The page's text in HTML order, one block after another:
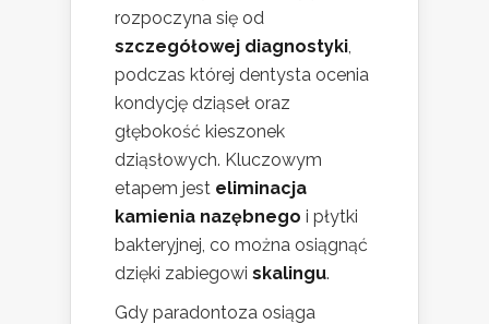
rozpoczyna się od
szczegółowej diagnostyki
podczas której dentysta ocenia
kondycję dziąseł oraz
głębokość kieszonek
dziąsłowych. Kluczowym
etapem jest eliminacja
kamienia nazębnego i płytki
bakteryjnej, co można osiągnąć
dzięki zabiegowi skalingu.
Gdy paradontoza osiąga